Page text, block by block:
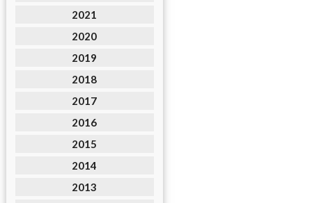
2021
2020
2019
2018
2017
2016
2015
2014
2013